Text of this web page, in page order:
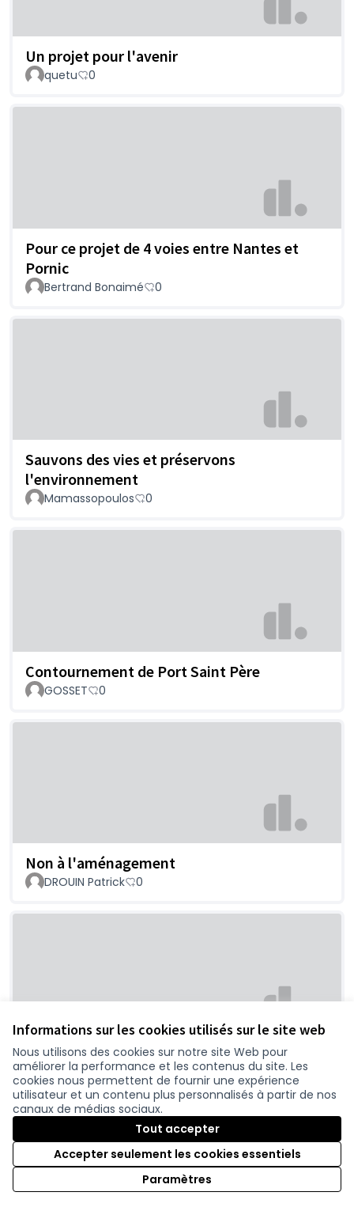
Informations sur les cookies utilisés sur le site web
Nous utilisons des cookies sur notre site Web pour
améliorer la performance et les contenus du site. Les
cookies nous permettent de fournir une expérience
utilisateur et un contenu plus personnalisés à partir de nos
canaux de médias sociaux.
Tout accepter
Accepter seulement les cookies essentiels
Paramètres
Un projet pour l'avenir
quetu 0
Pour ce projet de 4 voies entre Nantes et
Pornic
Bertrand Bonaimé 0
Sauvons des vies et préservons
l'environnement
Mamassopoulos 0
Contournement de Port Saint Père
GOSSET 0
Non à l'aménagement
DROUIN Patrick 0
Non à la mise en 2x2 voies de la route de
Pornic entre Port Saint Père et Le Pont
Béranger
Collectif 0